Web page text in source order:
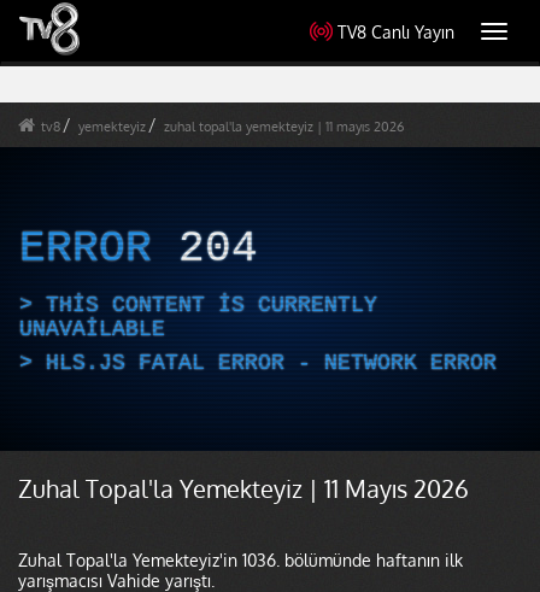
TV8 Canlı Yayın
tv8 yemekteyiz zuhal topal'la yemekteyiz | 11 mayıs 2026
ERROR 204
THIS CONTENT IS CURRENTLY
UNAVAILABLE
HLS.JS FATAL ERROR - NETWORK ERROR
Zuhal Topal'la Yemekteyiz | 11 Mayıs 2026
Zuhal Topal'la Yemekteyiz'in 1036. bölümünde haftanın ilk
yarışmacısı Vahide yarıştı.